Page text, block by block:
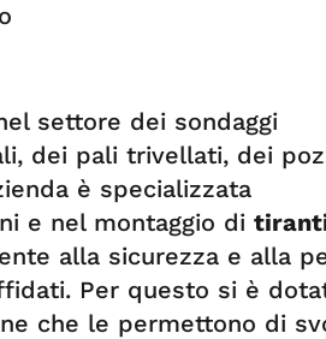
settore dei sondaggi
dei pali trivellati, dei
è specializzata
e nel montaggio di
alla sicurezza e alla
Per questo si è
che le permettono di